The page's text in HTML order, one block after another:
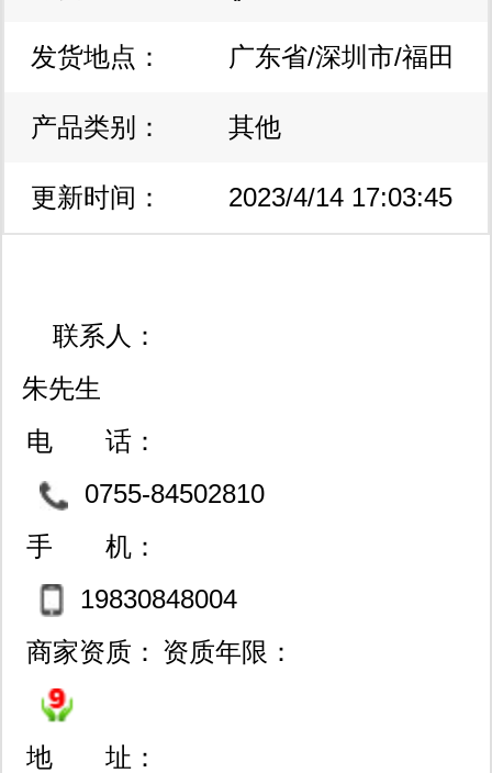
管、光电半导体、 双端口、超声波影
像 便携式音响系统 sdram flash
memory 、aram& acic及语音芯片、
片、一线式芯片识别开关、epga、cpld
在线可编程门阵列、光纤通信、电阻、
电容、二极管、三极管、功率元件、工
业级、军品级、宇航级的器件。
发货地点： 广东省/深圳市/福田
区
产品类别： 其他
更新时间： 2023/4/14 17:03:45
联系人：
朱先生
电 话：
0755-84502810
手 机：
19830848004
商家资质： 资质年限：
地 址：